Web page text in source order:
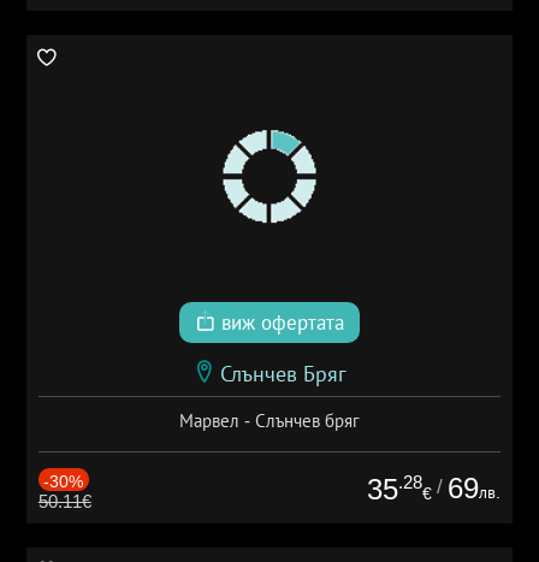
виж офертата
Слънчев Бряг
Марвел - Слънчев бряг
-30%
50.11€ 35.28
€ / 69лв.